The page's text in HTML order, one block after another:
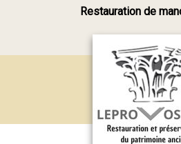
Restauration de